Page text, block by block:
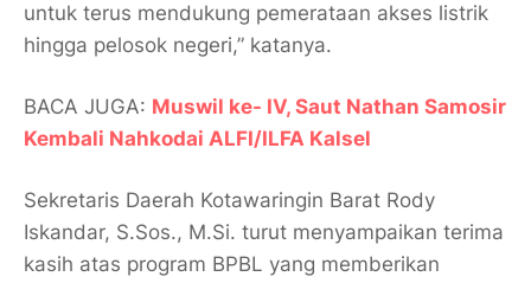
untuk terus mendukung pemerataan akses listrik
hingga pelosok negeri,” katanya.
BACA JUGA: Muswil ke- IV, Saut Nathan Samosir
Kembali Nahkodai ALFI/ILFA Kalsel
Sekretaris Daerah Kotawaringin Barat Rody
Iskandar, S.Sos., M.Si. turut menyampaikan terima
kasih atas program BPBL yang memberikan